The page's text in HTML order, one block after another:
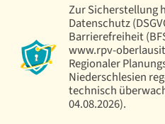
Zur Sicherstellung
Datenschutz
Barrierefreiheit
www.rpv-
Regionaler
Niederschlesien
technisch
04.08.2026).